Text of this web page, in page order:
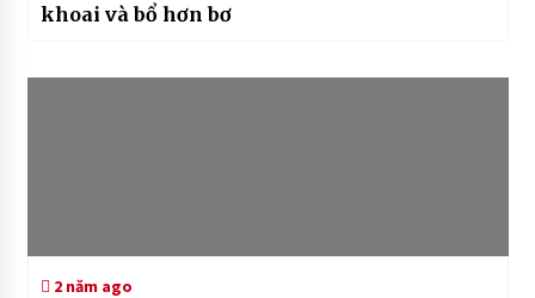
khoai và bổ hơn bơ
2 năm ago